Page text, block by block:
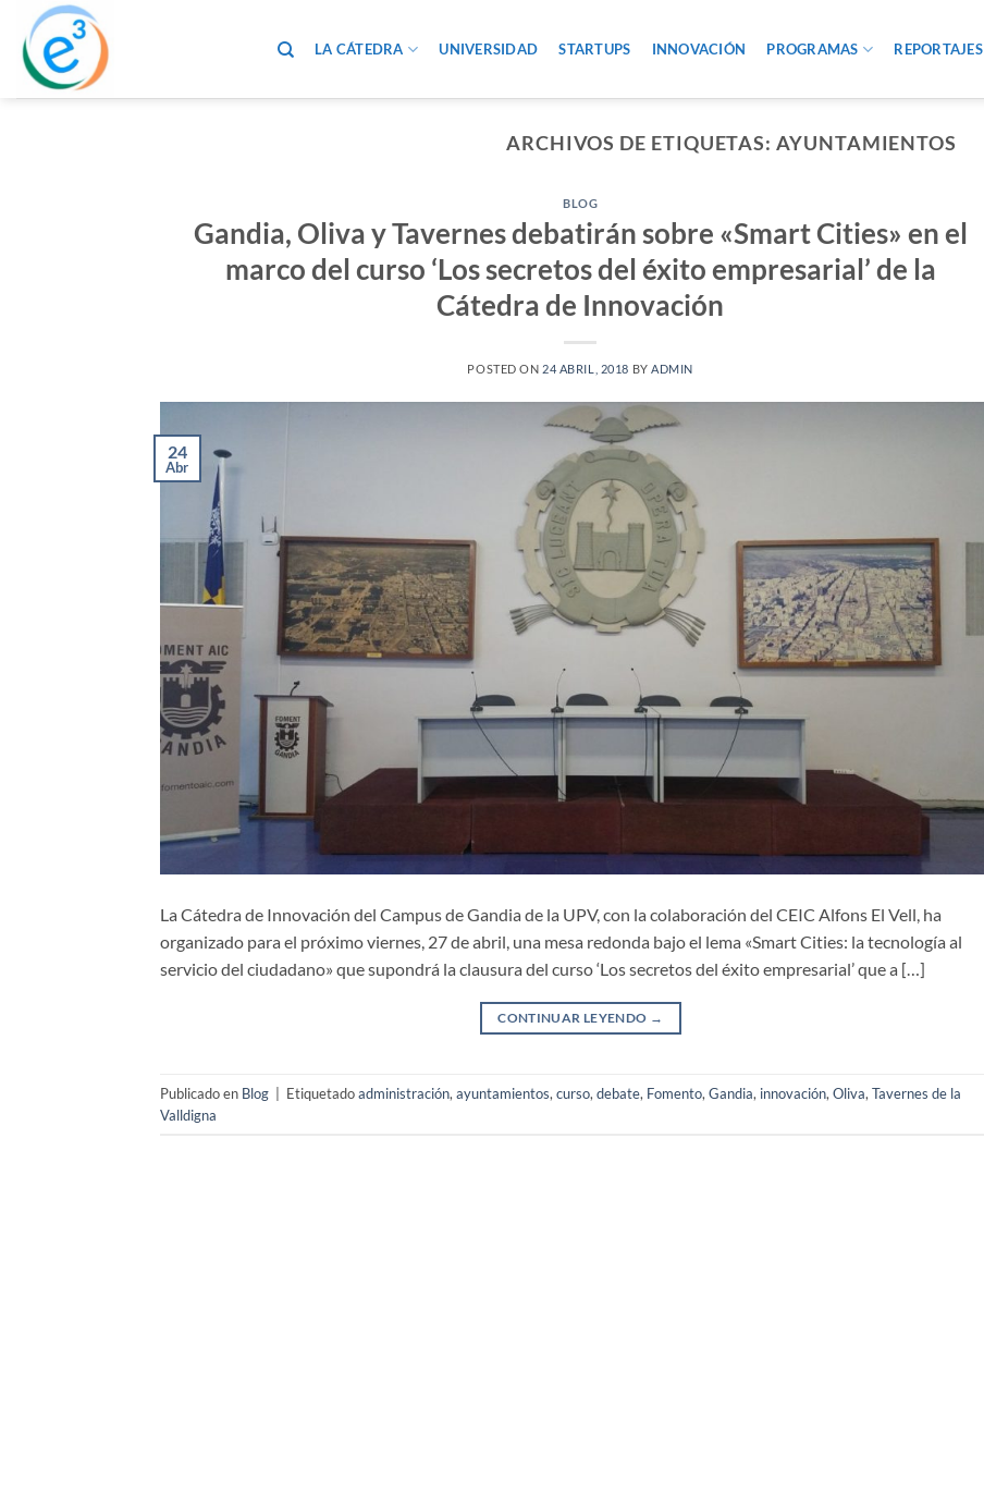
Saltar
contenido
LA CÁTEDRA UNIVERSIDAD STARTUPS INNOVACIÓN PROGRAMAS REPORTAJES
ARCHIVOS DE ETIQUETAS:AYUNTAMIENTOS
BLOG
Gandia, Oliva y Tavernes debatirán sobre «Smart Cities» en el
marco del curso ‘Los secretos del éxito empresarial’ de la
Cátedra de Innovación
POSTED ON 24 ABRIL, 2018 BYADMIN
24
Abr
La Cátedra de Innovación del Campus de Gandia de la UPV, con la colaboración del CEIC Alfons El Vell, ha
organizado para el próximo viernes, 27 de abril, una mesa redonda bajo el lema «Smart Cities: la tecnología al
servicio del ciudadano» que supondrá la clausura del curso ‘Los secretos del éxito empresarial’ que a […]
CONTINUAR LEYENDO →
Publicado en Blog Etiquetadoadministración, ayuntamientos, curso, debate, Fomento, Gandia, innovación, Oliva, Tavernes de la
Valldigna